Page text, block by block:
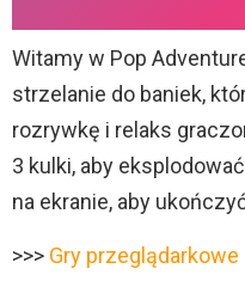
Witamy w Pop
strzelanie do baniek,
rozrywkę i relaks
3 kulki, aby
na ekranie, aby
>>> Gry przeglądarkowe